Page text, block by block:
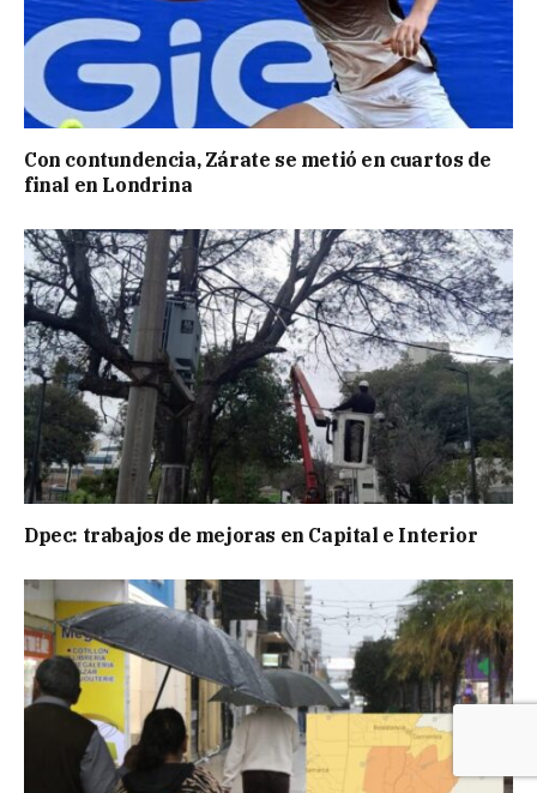
Con contundencia, Zárate se metió en cuartos de
final en Londrina
Dpec: trabajos de mejoras en Capital e Interior